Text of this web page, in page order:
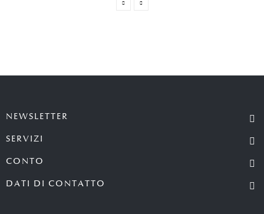
NEWSLETTER
SERVIZI
CONTO
DATI DI CONTATTO